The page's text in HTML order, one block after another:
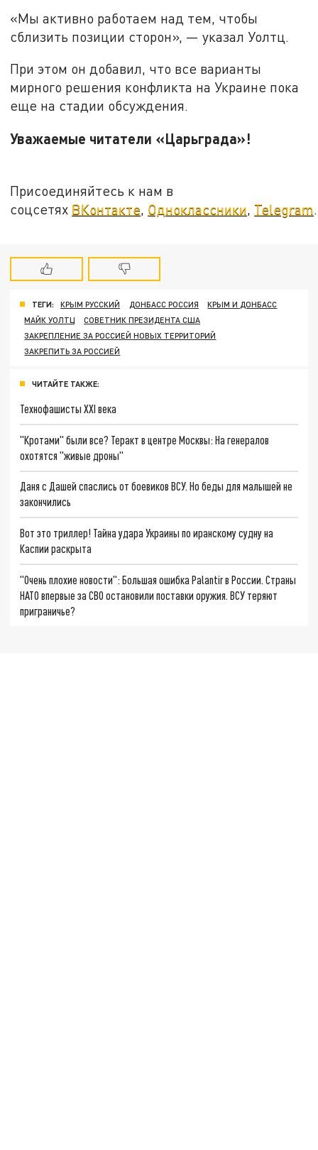
«Мы активно работаем над тем, чтобы
сблизить позиции сторон», — указал Уолтц.
При этом он добавил, что все варианты
мирного решения конфликта на Украине пока
еще на стадии обсуждения.
Уважаемые читатели «Царьграда»!
Присоединяйтесь к нам в
соцсетях ВКонтакте Одноклассники Telegram
ТЕГИ: КРЫМ РУССКИЙ ДОНБАСС РОССИЯ
КРЫМ И ДОНБАСС
МАЙК УОЛТЦ
СОВЕТНИК ПРЕЗИДЕНТА США
ЗАКРЕПЛЕНИЕ ЗА РОССИЕЙ НОВЫХ ТЕРРИТОРИЙ
ЗАКРЕПИТЬ ЗА РОССИЕЙ
ЧИТАЙТЕ ТАКЖЕ:
Технофашисты XXI века
"Кротами" были все? Теракт в центре Москвы: На генералов
охотятся "живые дроны"
Даня с Дашей спаслись от боевиков ВСУ. Но беды для малышей не
закончились
Вот это триллер! Тайна удара Украины по иранскому судну на
Каспии раскрыта
"Очень плохие новости": Большая ошибка Palantir в России. Страны
НАТО впервые за СВО остановили поставки оружия. ВСУ теряют
приграничье?